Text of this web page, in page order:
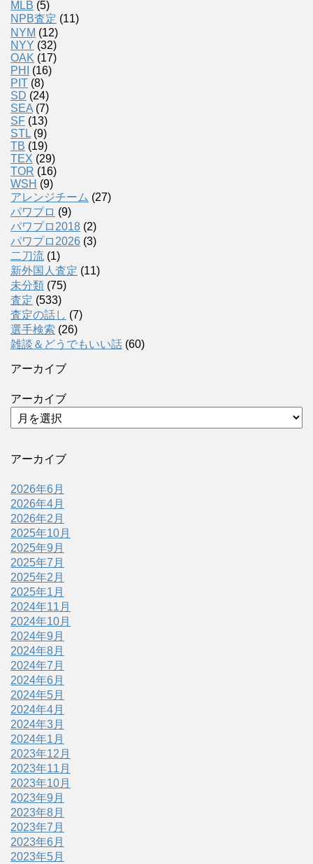
MLB (5)
NPB査定 (11)
NYM (12)
NYY (32)
OAK (17)
PHI
(16)
PIT (8)
SD (24)
SEA (7)
SF (13)
STL (9)
TB (19)
TEX (29)
TOR (16)
WSH (9)
アレンジチーム (27)
パワプロ (9)
パワプロ2018 (2)
パワプロ2026 (3)
二刀流 (1)
新外国人査定 (11)
未分類 (75)
査定 (533)
査定の話し (7)
選手検索 (26)
雑談＆どうでもいい話 (60)
アーカイブ
アーカイブ
アーカイブ
2026年6月
2026年4月
2026年2月
2025年10月
2025年9月
2025年7月
2025年2月
2025年1月
2024年11月
2024年10月
2024年9月
2024年8月
2024年7月
2024年6月
2024年5月
2024年4月
2024年3月
2024年1月
2023年12月
2023年11月
2023年10月
2023年9月
2023年8月
2023年7月
2023年6月
2023年5月